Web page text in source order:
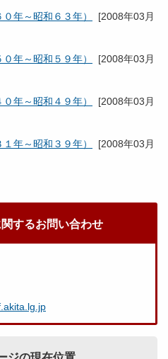
年～昭和６３年） [2008年03月
年～昭和５９年） [2008年03月
年～昭和４９年） [2008年03月
年～昭和３９年） [2008年03月
するお問い合わせ